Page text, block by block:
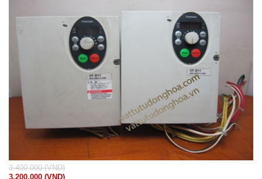
3.400.000 (VND)
3.200.000 (VND)